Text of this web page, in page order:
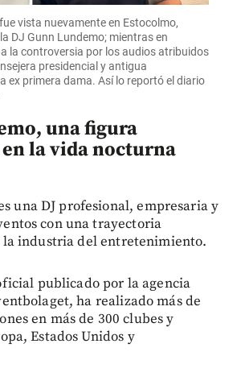
vista nuevamente en Estocolmo,
DJ Gunn Lundemo; mientras en
la controversia por los audios atribuidos
presidencial y antigua
ex primera dama. Así lo reportó el diario
una figura
la vida nocturna
una DJ profesional, empresaria y
con una trayectoria
industria del entretenimiento.
publicado por la agencia
ha realizado más de
en más de 300 clubes y
Estados Unidos y